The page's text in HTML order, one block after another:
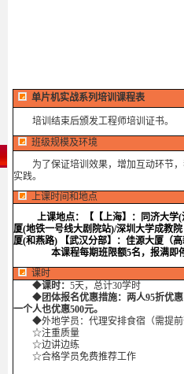
单片机实战系列培训课程表
培训结束后颁发工程师培训证书。
班级规模及环境
为了保证培训效果，增加互动环节，
实践。
上课时间和地点
上课地点：
【【上海】：同济大
厦(地铁一号线大剧院站)/深圳大学成教
厦(和燕路) 【武汉分部】：佳源大厦（
本课程每期班限额5名，报满即
课时
◆课时： 5天，总计30学时
◆团体报名优惠措施：两人95折优
一个人也优惠500元。
◆外地学员：代理安排食宿（需提前
☆注重质量
☆边讲边练
☆合格学员免费推荐工作